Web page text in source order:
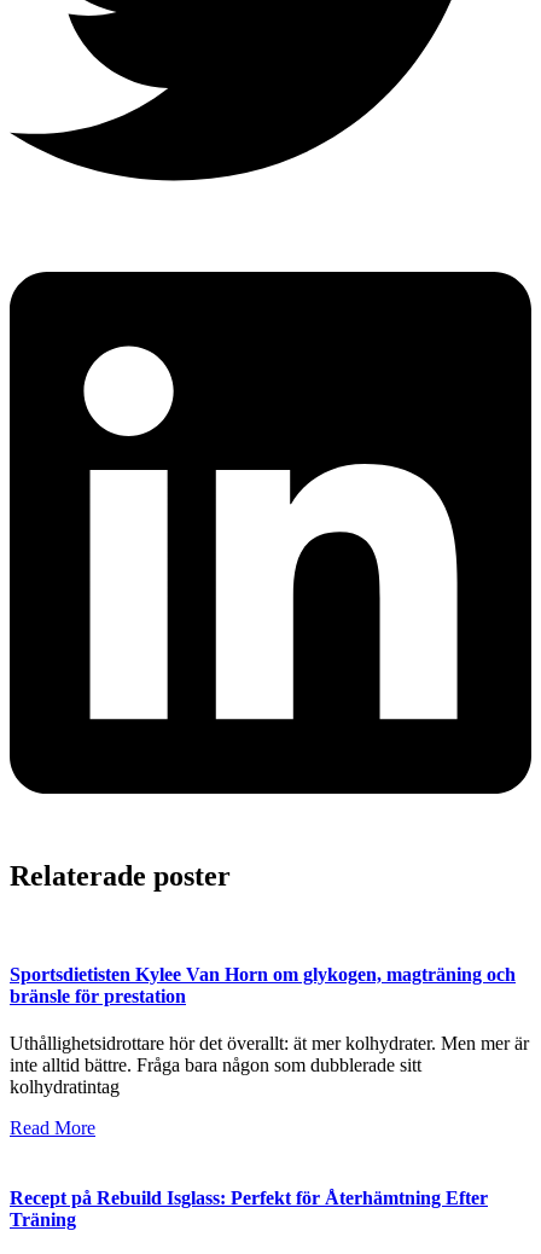
Relaterade poster
Sportsdietisten Kylee Van Horn om glykogen, magträning och
bränsle för prestation
Uthållighetsidrottare hör det överallt: ät mer kolhydrater. Men mer är
inte alltid bättre. Fråga bara någon som dubblerade sitt
kolhydratintag
Read More
Recept på Rebuild Isglass: Perfekt för Återhämtning Efter
Träning